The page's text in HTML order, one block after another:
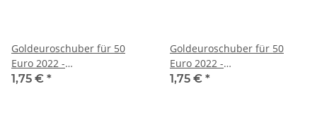
Goldeuroschuber für 50
Euro 2022 -
Musikinstrumente -
1,75 € *
Goldeuroschuber für 50
Euro 2022 -
Musikinstrumente -
1,75 € *